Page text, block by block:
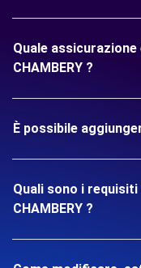
Quale
CHAMBERY ?
È possibile
Quali sono i
CHAMBERY ?